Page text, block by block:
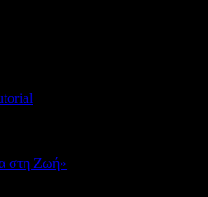
στη Ζωή»